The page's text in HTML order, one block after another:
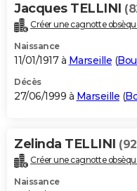
Jacques TELLINI
Créer une cagnotte
Naissance
11/01/1917 à Marseille (
Décès
27/06/1999 à Marseille (
Zelinda TELLINI
Créer une cagnotte
Naissance